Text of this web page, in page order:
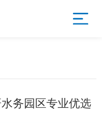
务园区专业优选